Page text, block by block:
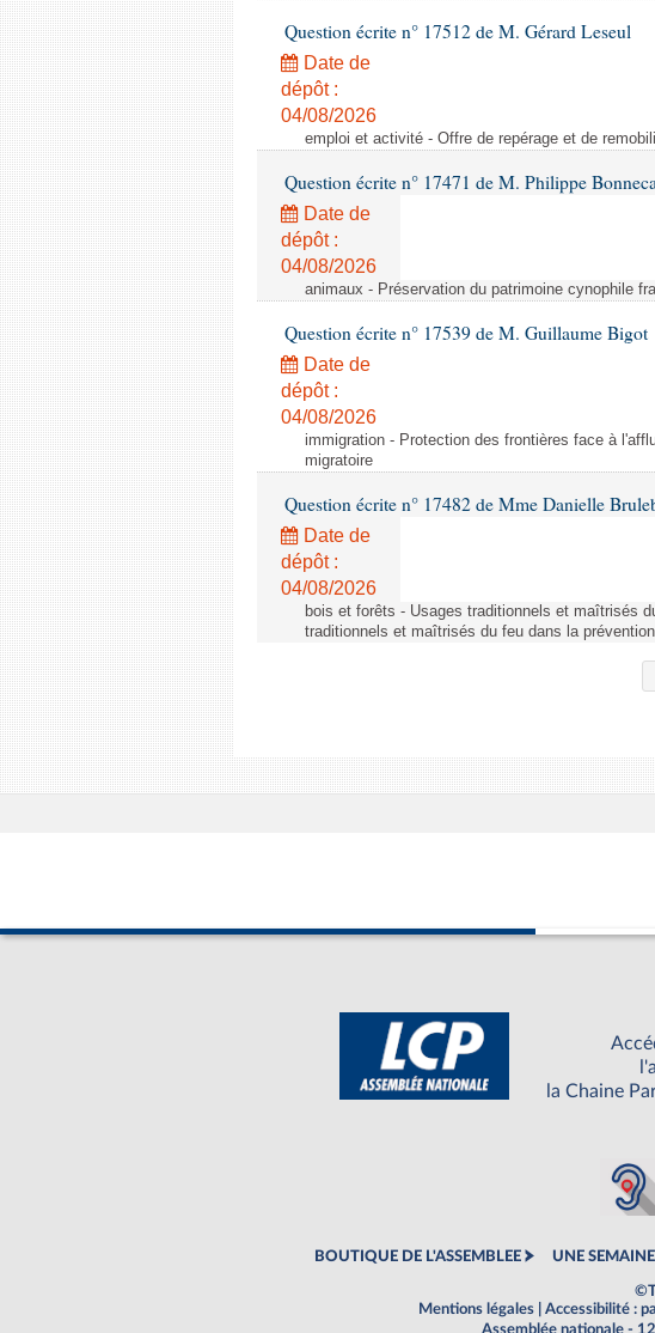
Question écrite n° 17512 de M. Gérard Leseul
Date de
dépôt :
04/08/2026
emploi et activité - Offre de repérage et de
Question écrite n° 17471 de M. Philippe
Date de
dépôt :
04/08/2026
animaux - Préservation du patrimoine cynophile
Question écrite n° 17539 de M. Guillaume Bigot
Date de
dépôt :
04/08/2026
immigration - Protection des frontières face à
migratoire
Question écrite n° 17482 de Mme Danielle
Date de
dépôt :
04/08/2026
bois et forêts - Usages traditionnels et maîtrisés
traditionnels et maîtrisés du feu dans la
la Chaine
BOUTIQUE DE L'ASSEMBLEE UNE
Mentions légales
Accessibilité :
Assemblée nationale -